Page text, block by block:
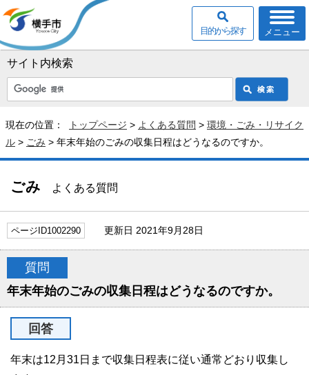
サイト内検索
メニュー
目的から探す
現在の位置： トップページ > よくある質問 > 環境・ごみ・リサイク
ル > ごみ > 年末年始のごみの収集日程はどうなるのですか。
ごみ よくある質問
ページID1002290 更新日 2021年9月28日
質問
年末年始のごみの収集日程はどうなるのですか。
回答
年末は12月31日まで収集日程表に従い通常どおり収集し